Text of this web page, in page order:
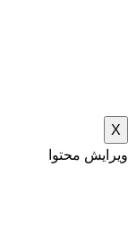
X
ویرایش محتوا